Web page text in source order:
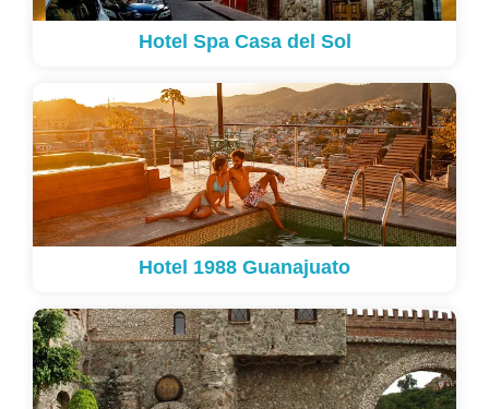
Hotel Spa Casa del Sol
Hotel 1988 Guanajuato